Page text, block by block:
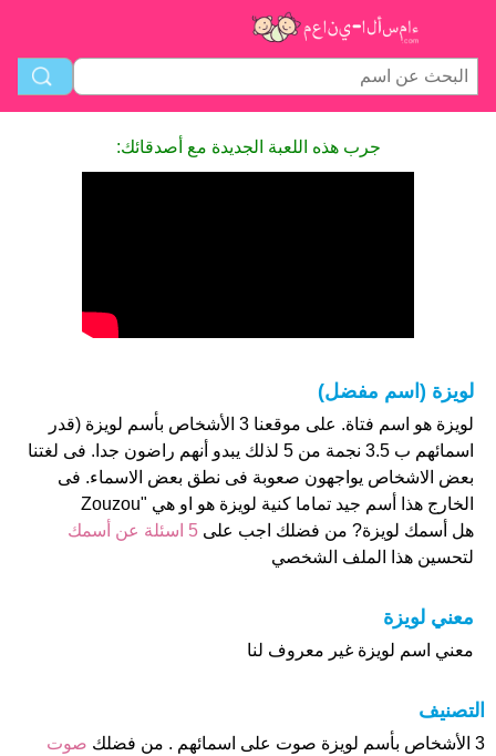
جرب هذه اللعبة الجديدة مع أصدقائك:
لويزة (اسم مفضل)
لويزة هو اسم فتاة. على موقعنا 3 الأشخاص بأسم لويزة (قدر
اسمائهم ب 3.5 نجمة من 5 لذلك يبدو أنهم راضون جدا. فى لغتنا
بعض الاشخاص يواجهون صعوبة فى نطق بعض الاسماء. فى
الخارج هذا أسم جيد تماما كنية لويزة هو او هي "Zouzou
هل أسمك لويزة? من فضلك اجب على 5 اسئلة عن أسمك
لتحسين هذا الملف الشخصي
معني لويزة
معني اسم لويزة غير معروف لنا
التصنيف
3 الأشخاص بأسم لويزة صوت على اسمائهم . من فضلك
صوت